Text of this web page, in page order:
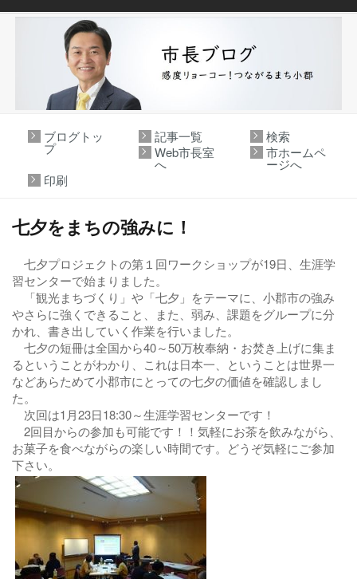
ブログトッ
プ
記事一覧
検索
Web市長室
へ
市ホームペ
ージへ
印刷
七夕をまちの強みに！
七夕プロジェクトの第１回ワークショップが19日、生涯学
習センターで始まりました。
「観光まちづくり」や「七夕」をテーマに、小郡市の強み
やさらに強くできること、また、弱み、課題をグループに分
かれ、書き出していく作業を行いました。
七夕の短冊は全国から40～50万枚奉納・お焚き上げに集ま
るということがわかり、これは日本一、ということは世界一
などあらためて小郡市にとっての七夕の価値を確認しまし
た。
次回は1月23日18:30～生涯学習センターです！
2回目からの参加も可能です！！気軽にお茶を飲みながら、
お菓子を食べながらの楽しい時間です。どうぞ気軽にご参加
下さい。